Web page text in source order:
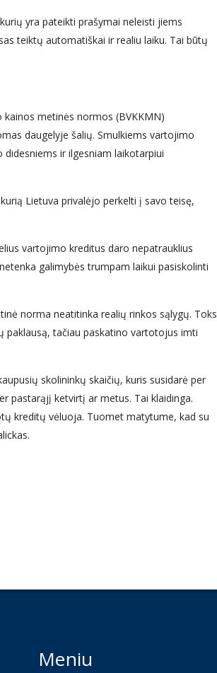
yra pateikti prašymai neleisti jiems
teiktų automatiškai ir realiu laiku. Tai būtų
metinės normos (BVKKMN)
daugelyje šalių. Smulkiems vartojimo
ir ilgesniam laikotarpiui
Lietuva privalėjo perkelti į savo teisę,
vartojimo kreditus daro nepatrauklius
galimybės trumpam laikui pasiskolinti
norma neatitinka realių rinkos sąlygų. Toks
paklausą, tačiau paskatino vartotojus imti
skolininkų skaičių, kuris susidarė per
pastarąjį ketvirtį ar metus. Tai klaidinga.
kreditų vėluoja. Tuomet matytume, kad su
Meniu